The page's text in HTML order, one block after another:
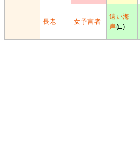
長老 女予言者
遠い海
岸(□)